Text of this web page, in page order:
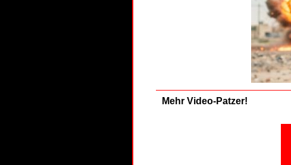
Mehr Video-Patzer!